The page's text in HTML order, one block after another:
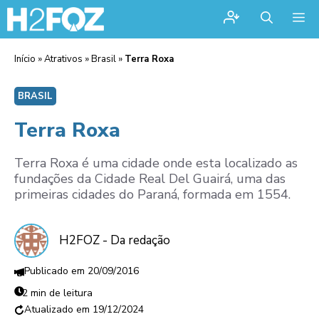
Início »Atrativos »Brasil » Terra Roxa
BRASIL
Terra Roxa
Terra Roxa é uma cidade onde esta localizado as
fundações da Cidade Real Del Guairá, uma das
primeiras cidades do Paraná, formada em 1554.
H2FOZ - Da redação
20/09/2016
2 min de leitura
19/12/2024